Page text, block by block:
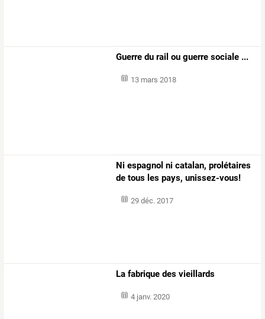
Guerre du rail ou guerre sociale ...
13 mars 2018
Ni espagnol ni catalan, prolétaires
de tous les pays, unissez-vous!
29 déc. 2017
La fabrique des vieillards
4 janv. 2020